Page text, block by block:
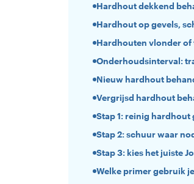
Hardhout dekkend
Hardhout op gevels,
Hardhouten vlonder of
Onderhoudsinterval:
Nieuw hardhout
Vergrijsd hardhout
Stap 1: reinig hardhout
Stap 2: schuur waar
Stap 3: kies het juiste
Welke primer gebruik